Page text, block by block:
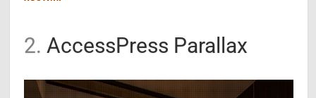
2. AccessPress Parallax